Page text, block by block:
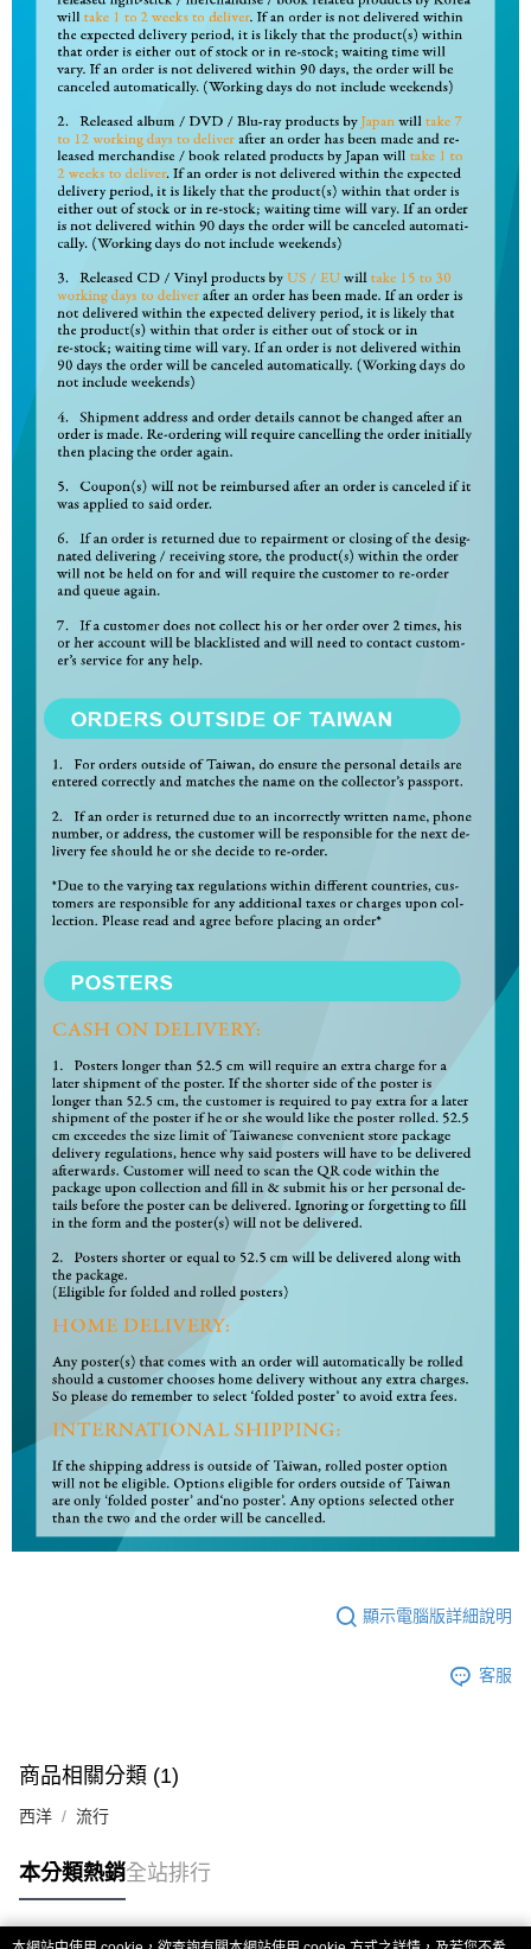
顯示電腦版詳細說明
客服
商品相關分類 (1)
西洋 流行
本分類熱銷全站排行